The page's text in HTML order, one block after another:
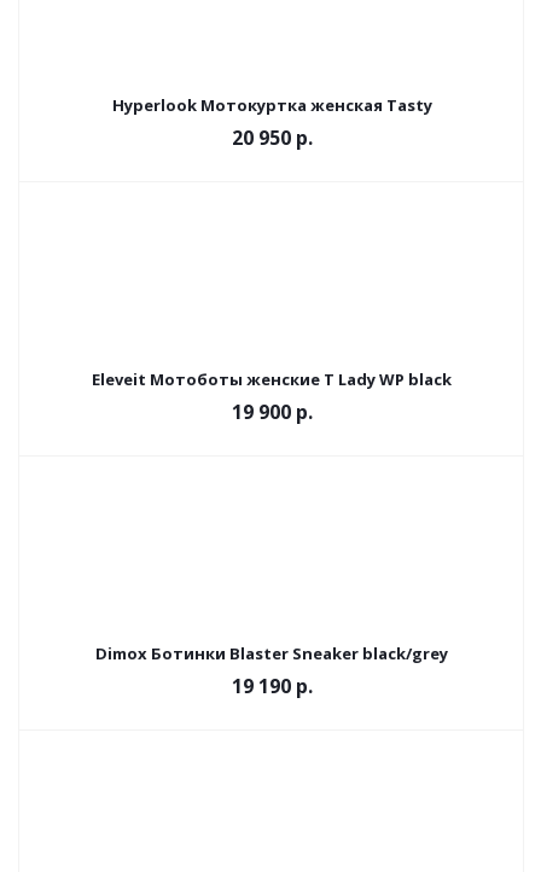
Hyperlook Мотокуртка женская Tasty
20 950 р.
Eleveit Мотоботы женские T Lady WP black
19 900 р.
Dimox Ботинки Blaster Sneaker black/grey
19 190 р.